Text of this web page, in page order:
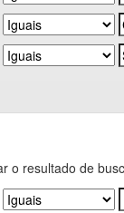
o resultado de